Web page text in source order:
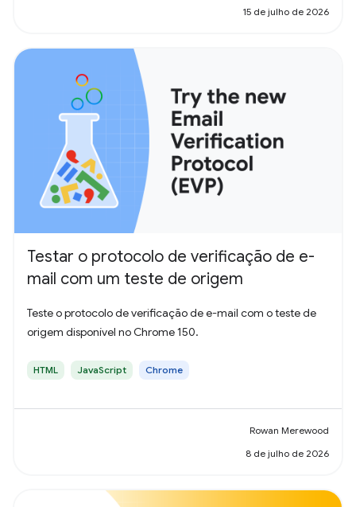
15 de julho de 2026
Testar o protocolo de verificação de e-
mail com um teste de origem
Teste o protocolo de verificação de e-mail com o teste de
origem disponível no Chrome 150.
HTML JavaScript Chrome
Rowan Merewood
8 de julho de 2026